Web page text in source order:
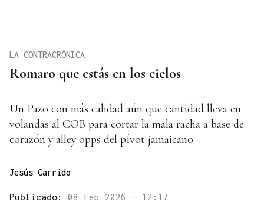
Romaro que estás en los cielos
LA CONTRACRÓNICA
Un Pazo con más calidad aún que cantidad lleva en
volandas al COB para cortar la mala racha a base de
corazón y alley opps del pívot jamaicano
Jesús Garrido
Publicado: 08 Feb 2026 - 12:17